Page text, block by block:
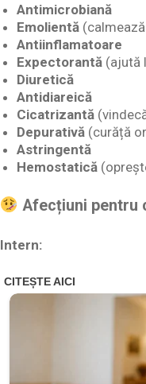
Antimicrobiană
Emolientă
Antiinflamatoare
Expectorantă (ajută
Diuretică
Antidiareică
Cicatrizantă
Depurativă (curăță
Astringentă
Hemostatică
Afecțiuni pentru
Intern: